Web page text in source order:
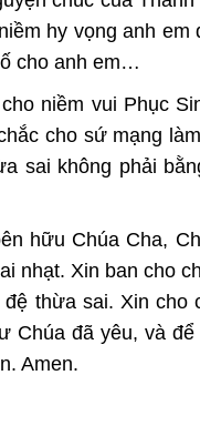
hy vọng anh
cho anh em…
niềm vui Phục
cho sứ mạng
sai không phải
hữu Chúa Cha,
nhạt. Xin ban cho
thừa sai. Xin
Chúa đã yêu, và
Amen.